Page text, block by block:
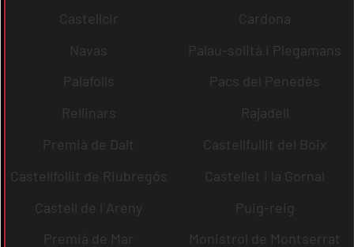
Castellcir
Cardona
Navas
Palau-solità i Plegamans
Palafolls
Pacs del Penedès
Rellinars
Rajadell
Premià de Dalt
Castellfullit del Boix
Castellfollit de Riubregós
Castellet i la Gornal
Castell de l´Areny
Puig-reig
Premià de Mar
Monistrol de Montserrat